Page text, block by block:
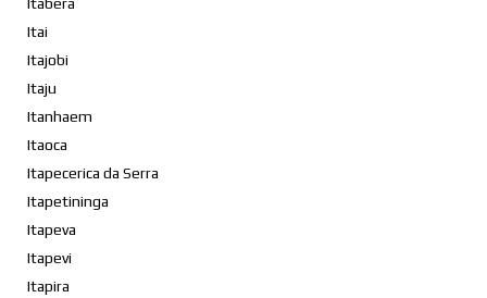
Itabera
Itai
Itajobi
Itaju
Itanhaem
Itaoca
Itapecerica da Serra
Itapetininga
Itapeva
Itapevi
Itapira